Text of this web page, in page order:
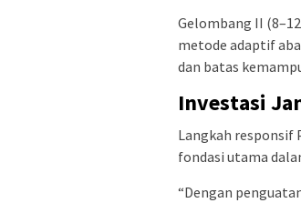
​Gelombang II
metode adaptif
dan batas
​Investasi
​Langkah responsif
fondasi utama
​“Dengan